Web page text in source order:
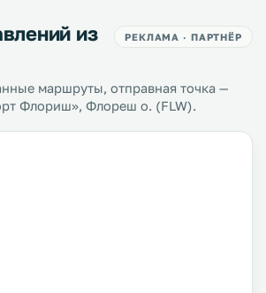
из
РЕКЛАМА · ПАРТНЁР
маршруты, отправная точка —
Флориш», Флореш о. (FLW).